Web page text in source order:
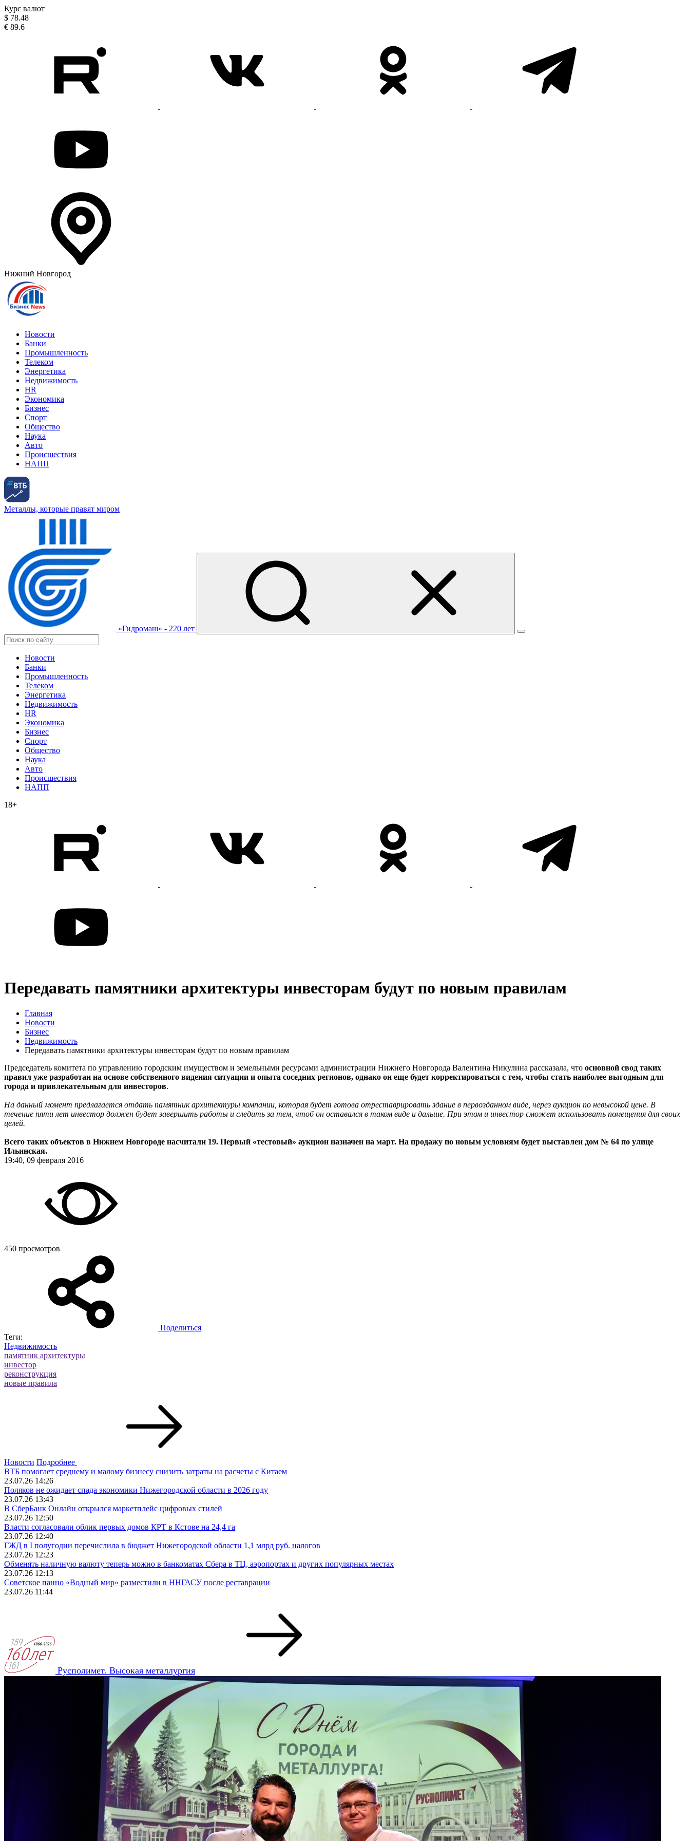
Курс валют
$ 78.48
€ 89.6
Нижний Новгород
Новости
Банки
Промышленность
Телеком
Энергетика
Недвижимость
HR
Экономика
Бизнес
Спорт
Общество
Наука
Авто
Происшествия
НАПП
Металлы, которые правят миром
«Гидромаш» - 220 лет
Новости
Банки
Промышленность
Телеком
Энергетика
Недвижимость
HR
Экономика
Бизнес
Спорт
Общество
Наука
Авто
Происшествия
НАПП
18+
Передавать памятники архитектуры инвесторам будут по новым правилам
Главная
Новости
Бизнес
Недвижимость
Передавать памятники архитектуры инвесторам будут по новым правилам
Председатель комитета по управлению городским имуществом и земельными ресурсами администрации Нижнего Новгорода Валентина Никулина рассказала, что основной свод таких
правил уже разработан на основе собственного видения ситуации и опыта соседних регионов, однако он еще будет корректироваться с тем, чтобы стать наиболее выгодным для
города и привлекательным для инвесторов.
На данный момент предлагается отдать памятник архитектуры компании, которая будет готова отреставрировать здание в первозданном виде, через аукцион по невысокой цене. В
течение пяти лет инвестор должен будет завершить работы и следить за тем, чтоб он оставался в таком виде и дальше. При этом и инвестор сможет использовать помещения для своих
целей.
Всего таких объектов в Нижнем Новгороде насчитали 19. Первый «тестовый» аукцион назначен на март. На продажу по новым условиям будет выставлен дом № 64 по улице
Ильинская.
19:40, 09 февраля 2016
450 просмотров
Поделиться
Теги:
Недвижимость
памятник архитектуры
инвестор
реконструкция
новые правила
Новости Подробнее
ВТБ помогает среднему и малому бизнесу снизить затраты на расчеты с Китаем
23.07.26 14:26
Поляков не ожидает спада экономики Нижегородской области в 2026 году
23.07.26 13:43
В СберБанк Онлайн открылся маркетплейс цифровых стилей
23.07.26 12:50
Власти согласовали облик первых домов КРТ в Кстове на 24,4 га
23.07.26 12:40
ГЖД в I полугодии перечислила в бюджет Нижегородской области 1,1 млрд руб. налогов
23.07.26 12:23
Обменять наличную валюту теперь можно в банкоматах Сбера в ТЦ, аэропортах и других популярных местах
23.07.26 12:13
Советское панно «Водный мир» разместили в ННГАСУ после реставрации
23.07.26 11:44
Русполимет. Высокая металлургия